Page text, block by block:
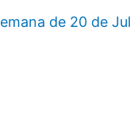
de 20 de